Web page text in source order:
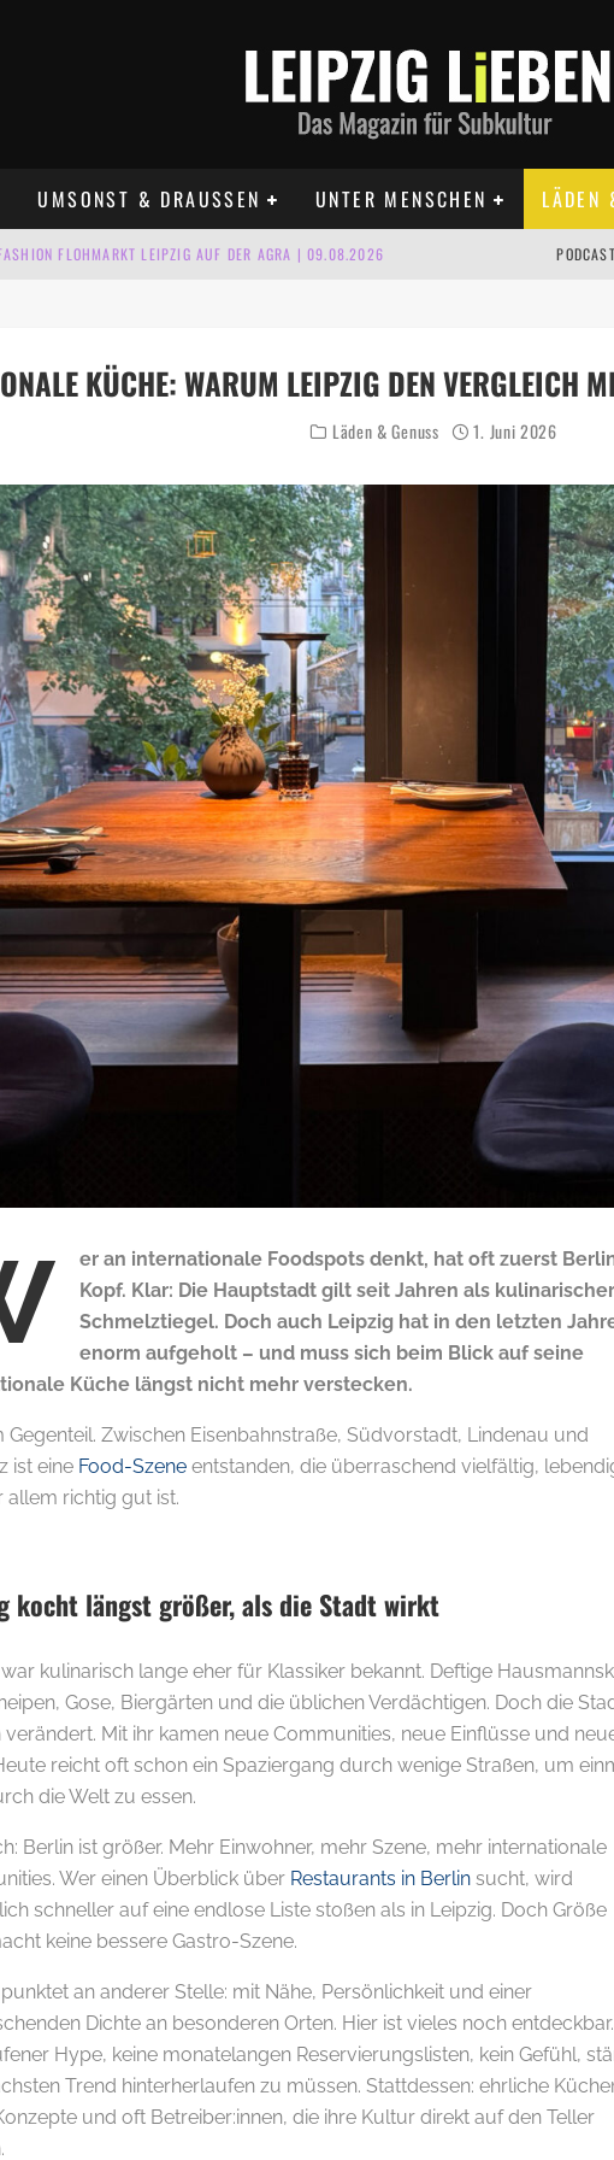
UMSONST & DRAUSSEN UNTER MENSCHEN LÄDEN
FLOHMARKT LEIPZIG AUF DER AGRA | 09.08.2026
LEIPZIG AUGUST TERMINE 2026
& TRÖDELMARKT TERMINE LEIPZIG 2026
KÜCHE: WARUM LEIPZIG DEN VERGLEICH
Läden & Genuss 1. Juni 2026
er an internationale Foodspots denkt, hat oft zuerst
Kopf. Klar: Die Hauptstadt gilt seit Jahren als kulinarischer
Schmelztiegel. Doch auch Leipzig hat in den letzten
enorm aufgeholt – und muss sich beim Blick auf seine
Küche längst nicht mehr verstecken.
Gegenteil. Zwischen Eisenbahnstraße, Südvorstadt, Lindenau und
ist eine Food-Szene entstanden, die überraschend vielfältig,
allem richtig gut ist.
kocht längst größer, als die Stadt wirkt
kulinarisch lange eher für Klassiker bekannt. Deftige
Gose, Biergärten und die üblichen Verdächtigen. Doch die
verändert. Mit ihr kamen neue Communities, neue Einflüsse und
reicht oft schon ein Spaziergang durch wenige Straßen, um
die Welt zu essen.
Berlin ist größer. Mehr Einwohner, mehr Szene, mehr internationale
Wer einen Überblick über Restaurants in Berlin sucht, wird
schneller auf eine endlose Liste stoßen als in Leipzig. Doch Größe
keine bessere Gastro-Szene.
an anderer Stelle: mit Nähe, Persönlichkeit und einer
Dichte an besonderen Orten. Hier ist vieles noch
Hype, keine monatelangen Reservierungslisten, kein Gefühl,
Trend hinterherlaufen zu müssen. Stattdessen: ehrliche
und oft Betreiber:innen, die ihre Kultur direkt auf den Teller